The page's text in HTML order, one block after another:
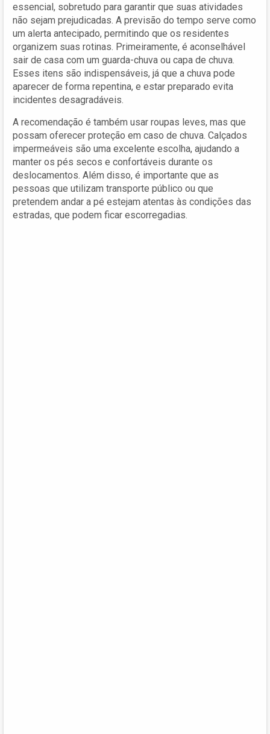
essencial, sobretudo para garantir que suas atividades
não sejam prejudicadas. A previsão do tempo serve como
um alerta antecipado, permitindo que os residentes
organizem suas rotinas. Primeiramente, é aconselhável
sair de casa com um guarda-chuva ou capa de chuva.
Esses itens são indispensáveis, já que a chuva pode
aparecer de forma repentina, e estar preparado evita
incidentes desagradáveis.
A recomendação é também usar roupas leves, mas que
possam oferecer proteção em caso de chuva. Calçados
impermeáveis são uma excelente escolha, ajudando a
manter os pés secos e confortáveis durante os
deslocamentos. Além disso, é importante que as
pessoas que utilizam transporte público ou que
pretendem andar a pé estejam atentas às condições das
estradas, que podem ficar escorregadias.